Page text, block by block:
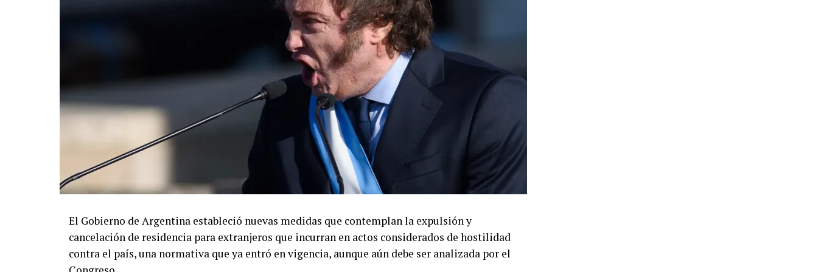
El Gobierno de Argentina estableció nuevas medidas que contemplan la expulsión y
cancelación de residencia para extranjeros que incurran en actos considerados de hostilidad
contra el país, una normativa que ya entró en vigencia, aunque aún debe ser analizada por el